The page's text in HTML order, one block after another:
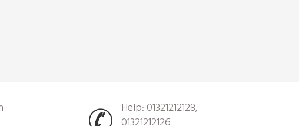
Help: 01321212128,
01321212126